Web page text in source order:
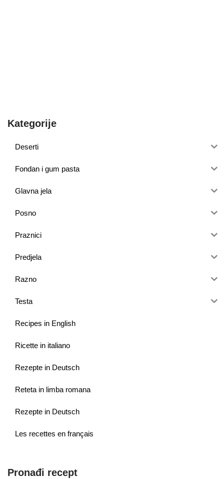
Kategorije
Deserti
Fondan i gum pasta
Glavna jela
Posno
Praznici
Predjela
Razno
Testa
Recipes in English
Ricette in italiano
Rezepte in Deutsch
Reteta in limba romana
Rezepte in Deutsch
Les recettes en français
Pronađi recept